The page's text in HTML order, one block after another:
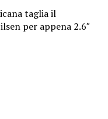
taglia il
per appena 2.6″